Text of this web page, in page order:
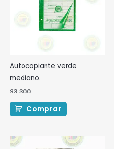
Autocopiante verde
mediano.
$3.300
Comprar